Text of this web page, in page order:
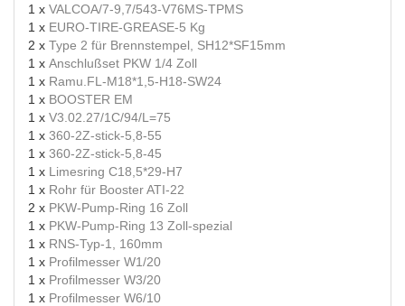
1 x VALCOA/7-9,7/543-V76MS-TPMS
1 x EURO-TIRE-GREASE-5 Kg
2 x Type 2 für Brennstempel, SH12*SF15mm
1 x Anschlußset PKW 1/4 Zoll
1 x Ramu.FL-M18*1,5-H18-SW24
1 x BOOSTER EM
1 x V3.02.27/1C/94/L=75
1 x 360-2Z-stick-5,8-55
1 x 360-2Z-stick-5,8-45
1 x Limesring C18,5*29-H7
1 x Rohr für Booster ATI-22
2 x PKW-Pump-Ring 16 Zoll
1 x PKW-Pump-Ring 13 Zoll-spezial
1 x RNS-Typ-1, 160mm
1 x Profilmesser W1/20
1 x Profilmesser W3/20
1 x Profilmesser W6/10